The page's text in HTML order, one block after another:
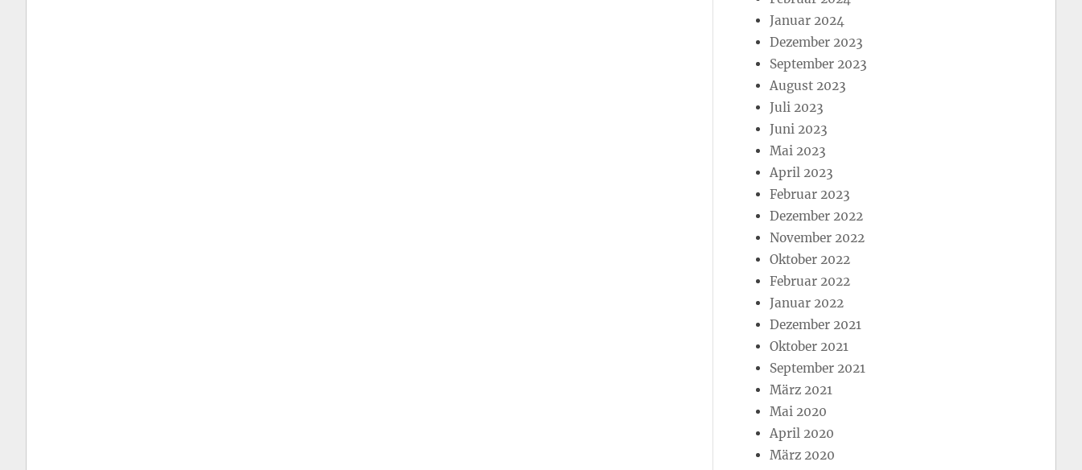
Januar 2024
Dezember 2023
September 2023
August 2023
Juli 2023
Juni 2023
Mai 2023
April 2023
Februar 2023
Dezember 2022
November 2022
Oktober 2022
Februar 2022
Januar 2022
Dezember 2021
Oktober 2021
September 2021
März 2021
Mai 2020
April 2020
März 2020